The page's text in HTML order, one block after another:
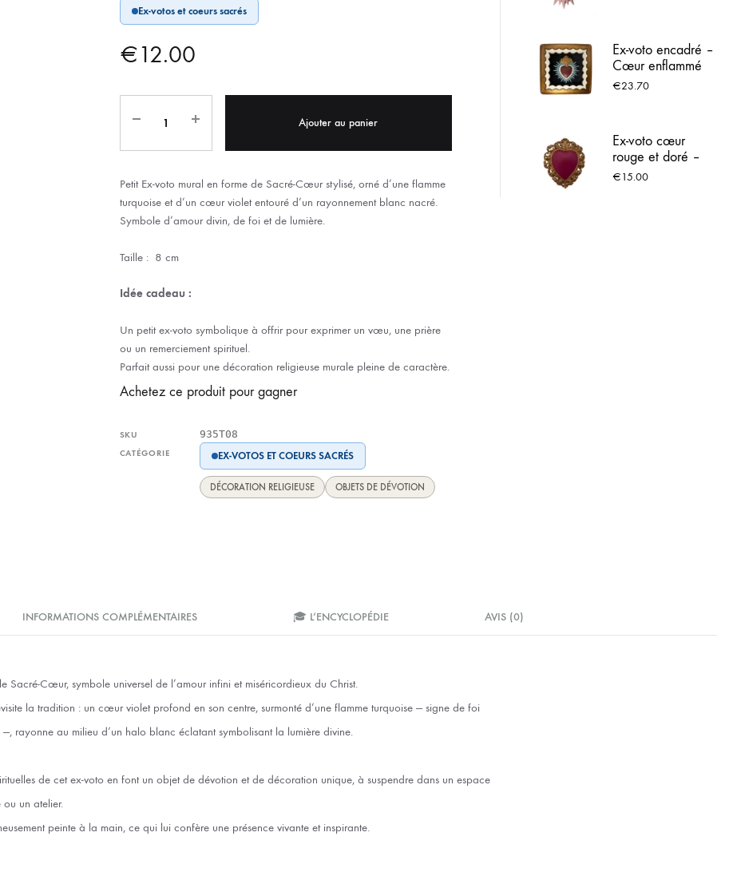
JONCS
🛐 PRIER LES SAINTSEx-votos et coeurs sacrés
€12.00
Ajouter au panier
Petit Ex-voto mural en forme de Sacré-Cœur stylisé, orné d’une flamme
turquoise et d’un cœur violet entouré d’un rayonnement blanc nacré.
Symbole d’amour divin, de foi et de lumière.
Taille : 8 cm
Idée cadeau :
Un petit ex-voto symbolique à offrir pour exprimer un vœu, une prière
ou un remerciement spirituel.
Parfait aussi pour une décoration religieuse murale pleine de caractère.
Achetez ce produit pour gagner
SKU 935T08
CATÉGORIE EX-VOTOS ET COEURS SACRÉS
DÉCORATION RELIGIEUSE OBJETS DE DÉVOTION
Ex-voto encadré –
Cœur enflammé
rouge et doré –
€23.70
Ex-voto cœur
rouge et doré –
style baroque –
€15.00
INFORMATIONS COMPLÉMENTAIRES 🎓 L’ENCYCLOPÉDIE AVIS (0)
Sacré-Cœur, symbole universel de l’amour infini et miséricordieux du Christ.
la tradition : un cœur violet profond en son centre, surmonté d’une flamme turquoise — signe de foi
—, rayonne au milieu d’un halo blanc éclatant symbolisant la lumière divine.
de cet ex-voto en font un objet de dévotion et de décoration unique, à suspendre dans un espace
un atelier.
peinte à la main, ce qui lui confère une présence vivante et inspirante.